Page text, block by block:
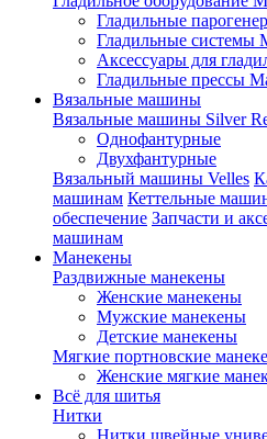
Гладильные
Гладильные системы
Аксессуары для
Гладильные прессы
Вязальные машины
Вязальные машины Silver
Однофантурные
Двухфантурные
Вязальный машины Velles
машинам Кеттельные
обеспечение Запчасти и
машинам
Манекены
Раздвижные манекены
Женские манекены
Мужские манекены
Детские манекены
Мягкие портновские
Женские мягкие
Всё для шитья
Нитки
Нитки швейные